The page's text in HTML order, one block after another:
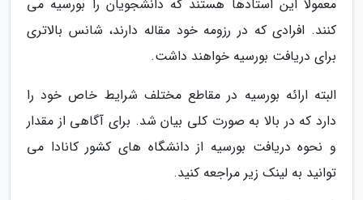
معمولا این استادها هستند که دانشجویان را بورسیه می
کنند. افرادی که در رزومه خود مقاله دارند، شانس بالاتری
برای دریافت بورسیه خواهند داشت.
البته ارائه بورسیه در مقاطع مختلف شرایط خاص خود را
دارد که در بالا به صورت کلی بیان شد. برای آگاهی از مقدار
و نحوه دریافت بورسیه از دانشگاه های کشور کانادا می
توانید به لینک زیر مراجعه کنید.